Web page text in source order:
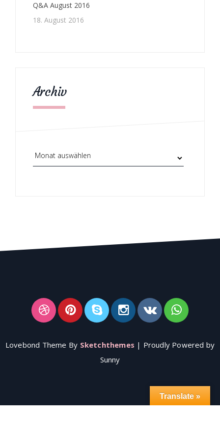
Q&A August 2016
18. August 2016
Archiv
Lovebond Theme By Sketchthemes | Proudly Powered by
Sunny
Translate »